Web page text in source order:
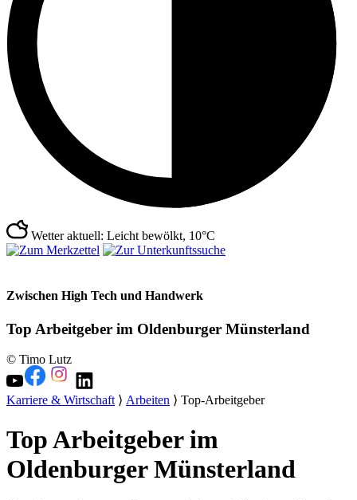
Wetter aktuell: Leicht bewölkt, 10°C
Zwischen High Tech und Handwerk
Top Arbeitgeber im Oldenburger Münsterland
© Timo Lutz
Karriere & Wirtschaft⟩ Arbeiten ⟩ Top-Arbeitgeber
Top Arbeitgeber im
Oldenburger Münsterland